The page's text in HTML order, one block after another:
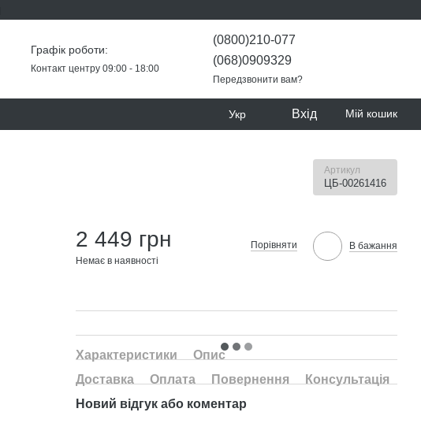
Графік роботи:
Контакт центру 09:00 - 18:00
(0800)210-077
(068)0909329
Передзвонити вам?
Укр Вхід Мій кошик
Артикул
ЦБ-00261416
2 449 грн
Немає в наявності
Порівняти В бажання
Характеристики
Опис
Доставка
Оплата Повернення
Консультація
Новий відгук або коментар